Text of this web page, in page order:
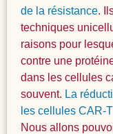
de la résistance.
techniques
raisons pour
contre une
dans les cellules
souvent. La
les cellules CAR-
Nous allons